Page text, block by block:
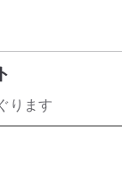
ります